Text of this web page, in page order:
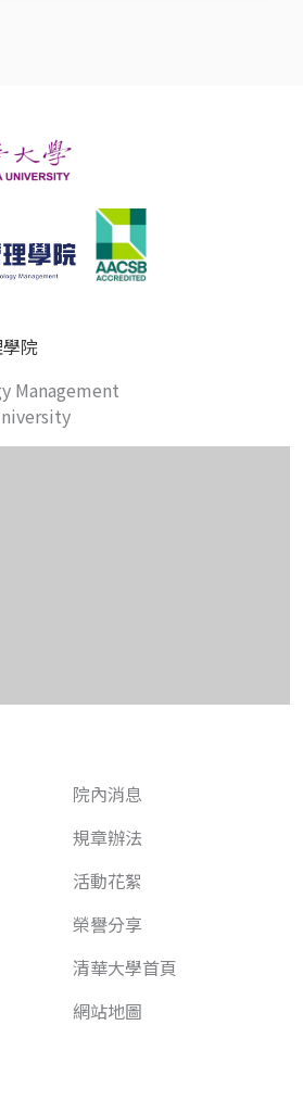
院
Management
院內消息
規章辦法
活動花絮
榮譽分享
清華大學首頁
網站地圖